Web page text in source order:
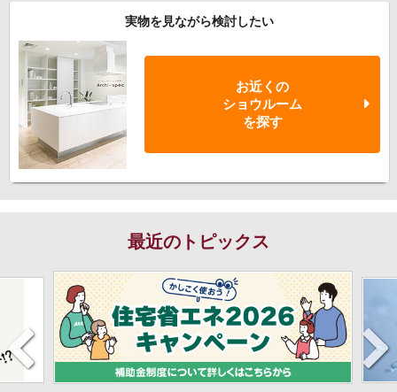
実物を見ながら検討したい
お近くの
ショウルーム
を探す
最近のトピックス